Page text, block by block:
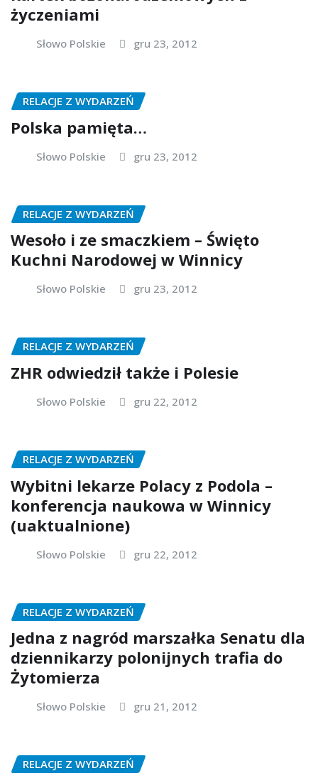
życzeniami
Słowo Polskie gru 23, 2012
RELACJE Z WYDARZEŃ
Polska pamięta…
Słowo Polskie gru 23, 2012
RELACJE Z WYDARZEŃ
Wesoło i ze smaczkiem – Święto
Kuchni Narodowej w Winnicy
Słowo Polskie gru 23, 2012
RELACJE Z WYDARZEŃ
ZHR odwiedził także i Polesie
Słowo Polskie gru 22, 2012
RELACJE Z WYDARZEŃ
Wybitni lekarze Polacy z Podola –
konferencja naukowa w Winnicy
(uaktualnione)
Słowo Polskie gru 22, 2012
RELACJE Z WYDARZEŃ
Jedna z nagród marszałka Senatu dla
dziennikarzy polonijnych trafia do
Żytomierza
Słowo Polskie gru 21, 2012
RELACJE Z WYDARZEŃ